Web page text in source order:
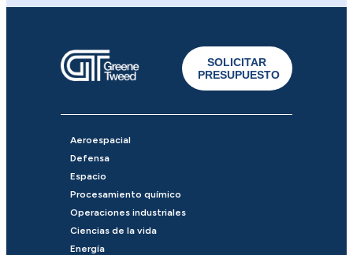
SOLICITAR
PRESUPUESTO
Aeroespacial
Defensa
Espacio
Procesamiento químico
Operaciones industriales
Ciencias de la vida
Energía